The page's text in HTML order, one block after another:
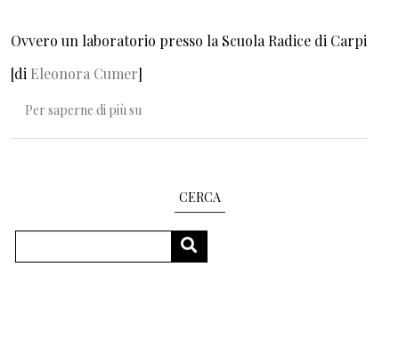
Ovvero un laboratorio presso la Scuola Radice di Carpi
[di Eleonora Cumer]
Per saperne di più su
CERCA
CERCA